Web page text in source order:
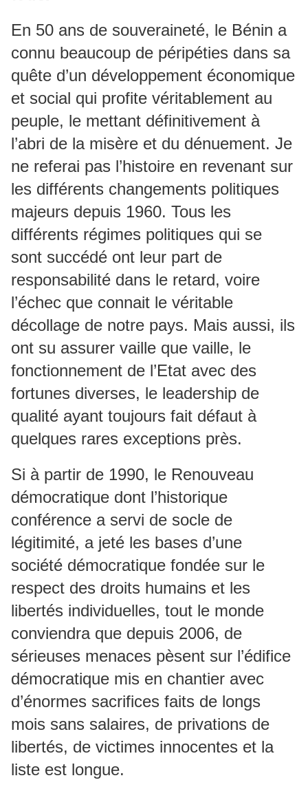
En 50 ans de souveraineté, le Bénin a
connu beaucoup de péripéties dans sa
quête d’un développement économique
et social qui profite véritablement au
peuple, le mettant définitivement à
l’abri de la misère et du dénuement. Je
ne referai pas l’histoire en revenant sur
les différents changements politiques
majeurs depuis 1960. Tous les
différents régimes politiques qui se
sont succédé ont leur part de
responsabilité dans le retard, voire
l’échec que connait le véritable
décollage de notre pays. Mais aussi, ils
ont su assurer vaille que vaille, le
fonctionnement de l’Etat avec des
fortunes diverses, le leadership de
qualité ayant toujours fait défaut à
quelques rares exceptions près.
Si à partir de 1990, le Renouveau
démocratique dont l’historique
conférence a servi de socle de
légitimité, a jeté les bases d’une
société démocratique fondée sur le
respect des droits humains et les
libertés individuelles, tout le monde
conviendra que depuis 2006, de
sérieuses menaces pèsent sur l’édifice
démocratique mis en chantier avec
d’énormes sacrifices faits de longs
mois sans salaires, de privations de
libertés, de victimes innocentes et la
liste est longue.